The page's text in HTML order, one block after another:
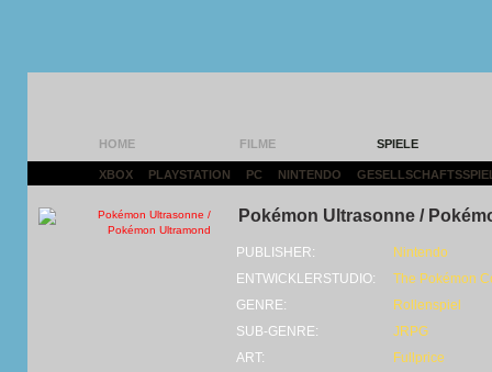
HOME FILME SPIELE
XBOX PLAYSTATION PC NINTENDO
Pokémon Ultrasonne /
PUBLISHER:
Nintendo
ENTWICKLERSTUDIO:
The Pokémon
GENRE:
Rollenspiel
SUB-GENRE:
JRPG
ART:
Fullprice